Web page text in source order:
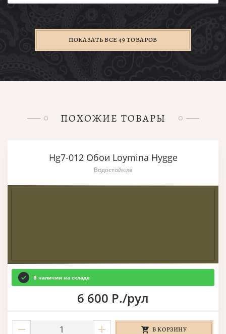
ПОКАЗАТЬ ВСЕ 49 ТОВАРОВ
ПОХОЖИЕ ТОВАРЫ
Hg7-012 Обои Loymina Hygge
Водостойкие
В наличии на складе
6 600 Р./рул
В КОРЗИНУ